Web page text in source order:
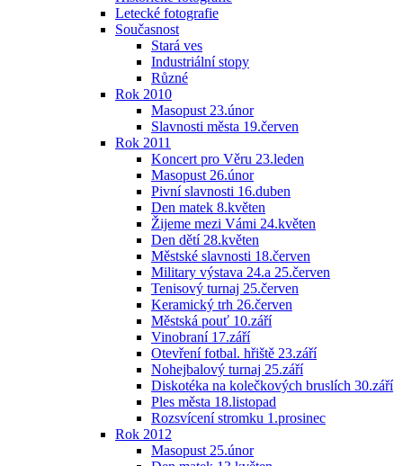
Letecké fotografie
Současnost
Stará ves
Industriální stopy
Různé
Rok 2010
Masopust 23.únor
Slavnosti města 19.červen
Rok 2011
Koncert pro Věru 23.leden
Masopust 26.únor
Pivní slavnosti 16.duben
Den matek 8.květen
Žijeme mezi Vámi 24.květen
Den dětí 28.květen
Městské slavnosti 18.červen
Military výstava 24.a 25.červen
Tenisový turnaj 25.červen
Keramický trh 26.červen
Městská pouť 10.září
Vinobraní 17.září
Otevření fotbal. hřiště 23.září
Nohejbalový turnaj 25.září
Diskotéka na kolečkových bruslích 30.září
Ples města 18.listopad
Rozsvícení stromku 1.prosinec
Rok 2012
Masopust 25.únor